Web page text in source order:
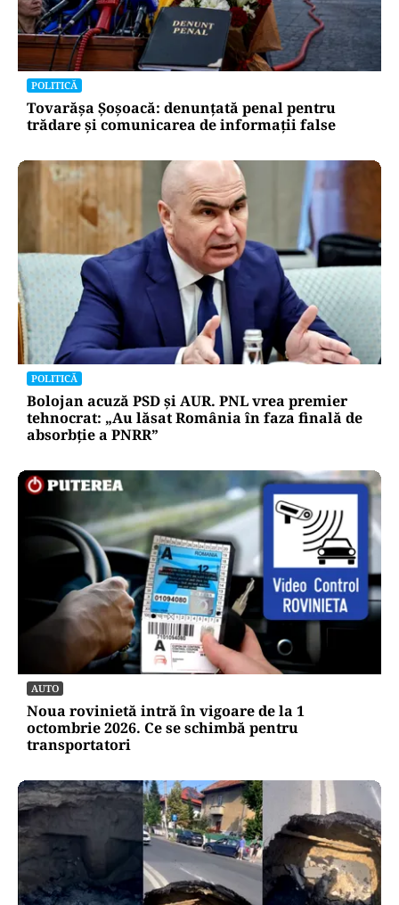
POLITICĂ
Tovarășa Șoșoacă: denunțată penal pentru
trădare și comunicarea de informații false
POLITICĂ
Bolojan acuză PSD și AUR. PNL vrea premier
tehnocrat: „Au lăsat România în faza finală de
absorbţie a PNRR”
AUTO
Noua rovinietă intră în vigoare de la 1
octombrie 2026. Ce se schimbă pentru
transportatori